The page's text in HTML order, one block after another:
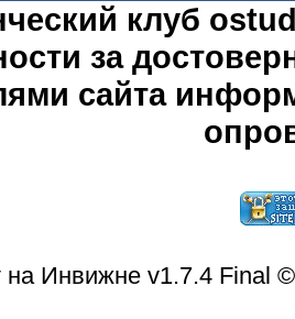
клуб
за
сайта
на Инвижне v1.7.4 Final